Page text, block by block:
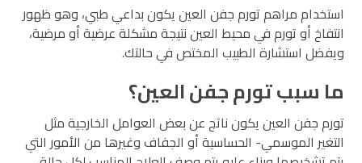
استخدام مراهم تورم جفن العين يكون بداعي طبي، وهو ظهور
انتفاخ أو تورم في محيط العين نتيجة مشكلة عرضية أو مرضية،
ويفضل استشارة الطبيب المختص في حالتك.
ما سبب تورم جفن العين؟
تورم جفن العين يكون ناتج عن بعض العوامل الخارجية مثل
التغير الموسمي- الحساسية أو الجفاف وغيرها من الأمور التي